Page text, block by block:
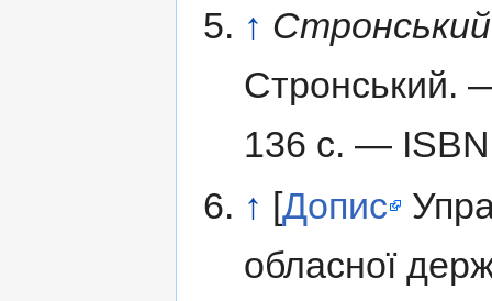
↑ Стронський
Стронський.
136 с. —
↑ [Допис
обласної